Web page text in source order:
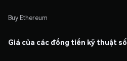
Buy Ethereum
Giá của các đồng tiền kỹ thuật số